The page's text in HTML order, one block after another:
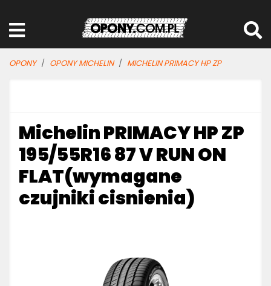
OPONY OPONY MICHELIN MICHELIN PRIMACY HP ZP
Michelin PRIMACY HP ZP
195/55R16 87 V RUN ON
FLAT(wymagane
czujniki cisnienia)